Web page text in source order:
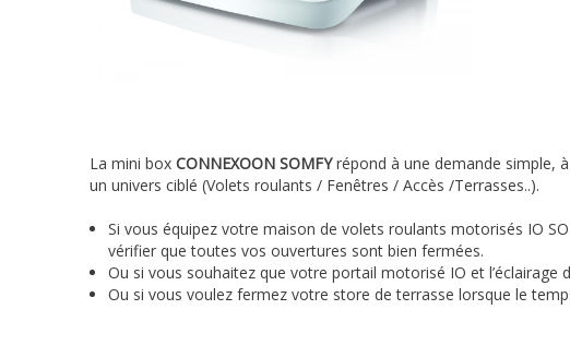
La mini box CONNEXOON SOMFYrépond à une demande simple,
un univers ciblé (Volets roulants / Fenêtres / Accès /Terrasses..).
Si vous équipez votre maison de volets roulants motorisés IO
vérifier que toutes vos ouvertures sont bien fermées.
Ou si vous souhaitez que votre portail motorisé IO et l’éclairage
Ou si vous voulez fermez votre store de terrasse lorsque le